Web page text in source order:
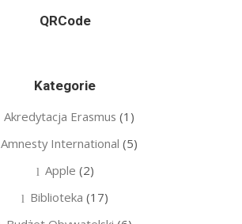
QRCode
Kategorie
Akredytacja Erasmus (1)
Amnesty International (5)
Apple (2)
Biblioteka (17)